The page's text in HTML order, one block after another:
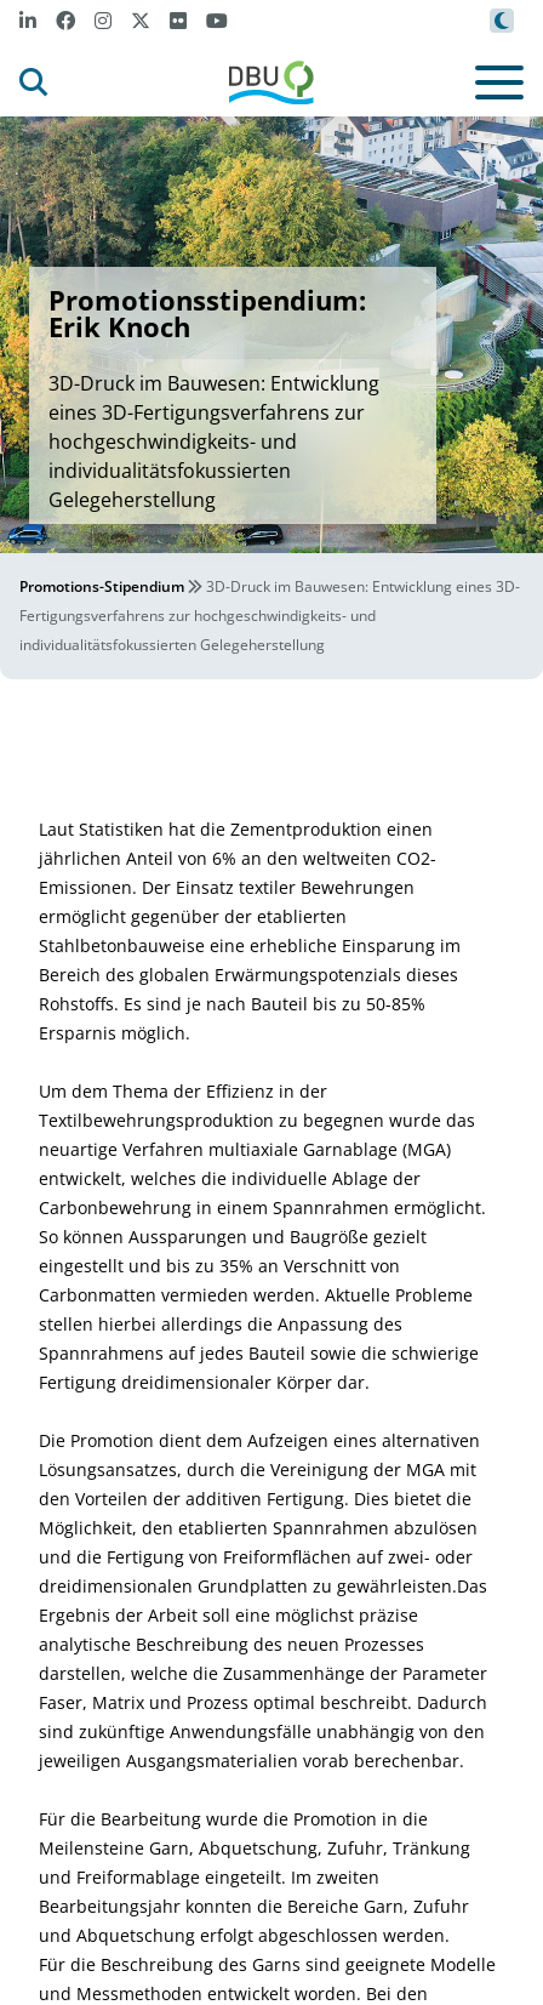
Promotionsstipendium:
Erik Knoch
3D-Druck im Bauwesen: Entwicklung
eines 3D-Fertigungsverfahrens zur
hochgeschwindigkeits- und
individualitätsfokussierten
Gelegeherstellung
Promotions-Stipendium
3D-Druck im Bauwesen: Entwicklung eines 3D-
Fertigungsverfahrens zur hochgeschwindigkeits- und
individualitätsfokussierten Gelegeherstellung
Laut Statistiken hat die Zementproduktion einen
jährlichen Anteil von 6% an den weltweiten CO2-
Emissionen. Der Einsatz textiler Bewehrungen
ermöglicht gegenüber der etablierten
Stahlbetonbauweise eine erhebliche Einsparung im
Bereich des globalen Erwärmungspotenzials dieses
Rohstoffs. Es sind je nach Bauteil bis zu 50-85%
Ersparnis möglich.
Um dem Thema der Effizienz in der
Textilbewehrungsproduktion zu begegnen wurde das
neuartige Verfahren multiaxiale Garnablage (MGA)
entwickelt, welches die individuelle Ablage der
Carbonbewehrung in einem Spannrahmen ermöglicht.
So können Aussparungen und Baugröße gezielt
eingestellt und bis zu 35% an Verschnitt von
Carbonmatten vermieden werden. Aktuelle Probleme
stellen hierbei allerdings die Anpassung des
Spannrahmens auf jedes Bauteil sowie die schwierige
Fertigung dreidimensionaler Körper dar.
Die Promotion dient dem Aufzeigen eines alternativen
Lösungsansatzes, durch die Vereinigung der MGA mit
den Vorteilen der additiven Fertigung. Dies bietet die
Möglichkeit, den etablierten Spannrahmen abzulösen
und die Fertigung von Freiformflächen auf zwei- oder
dreidimensionalen Grundplatten zu gewährleisten.Das
Ergebnis der Arbeit soll eine möglichst präzise
analytische Beschreibung des neuen Prozesses
darstellen, welche die Zusammenhänge der Parameter
Faser, Matrix und Prozess optimal beschreibt. Dadurch
sind zukünftige Anwendungsfälle unabhängig von den
jeweiligen Ausgangsmaterialien vorab berechenbar.
Für die Bearbeitung wurde die Promotion in die
Meilensteine Garn, Abquetschung, Zufuhr, Tränkung
und Freiformablage eingeteilt. Im zweiten
Bearbeitungsjahr konnten die Bereiche Garn, Zufuhr
und Abquetschung erfolgt abgeschlossen werden.
Für die Beschreibung des Garns sind geeignete Modelle
und Messmethoden entwickelt worden. Bei den